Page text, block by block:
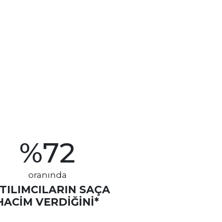
%72
oranında
SAÇA
VERDIĞINI*